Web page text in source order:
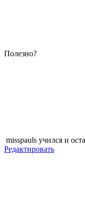
Полезно?
misspauls учился и
Редактировать